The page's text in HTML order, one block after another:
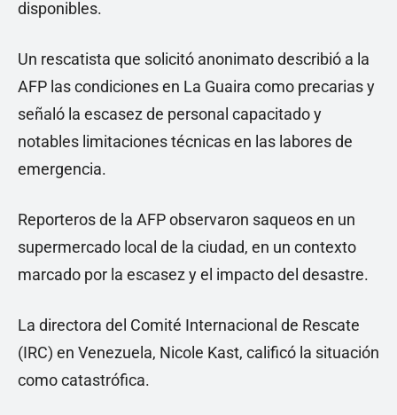
disponibles.
Un rescatista que solicitó anonimato describió a la
AFP las condiciones en La Guaira como precarias y
señaló la escasez de personal capacitado y
notables limitaciones técnicas en las labores de
emergencia.
Reporteros de la AFP observaron saqueos en un
supermercado local de la ciudad, en un contexto
marcado por la escasez y el impacto del desastre.
La directora del Comité Internacional de Rescate
(IRC) en Venezuela, Nicole Kast, calificó la situación
como catastrófica.